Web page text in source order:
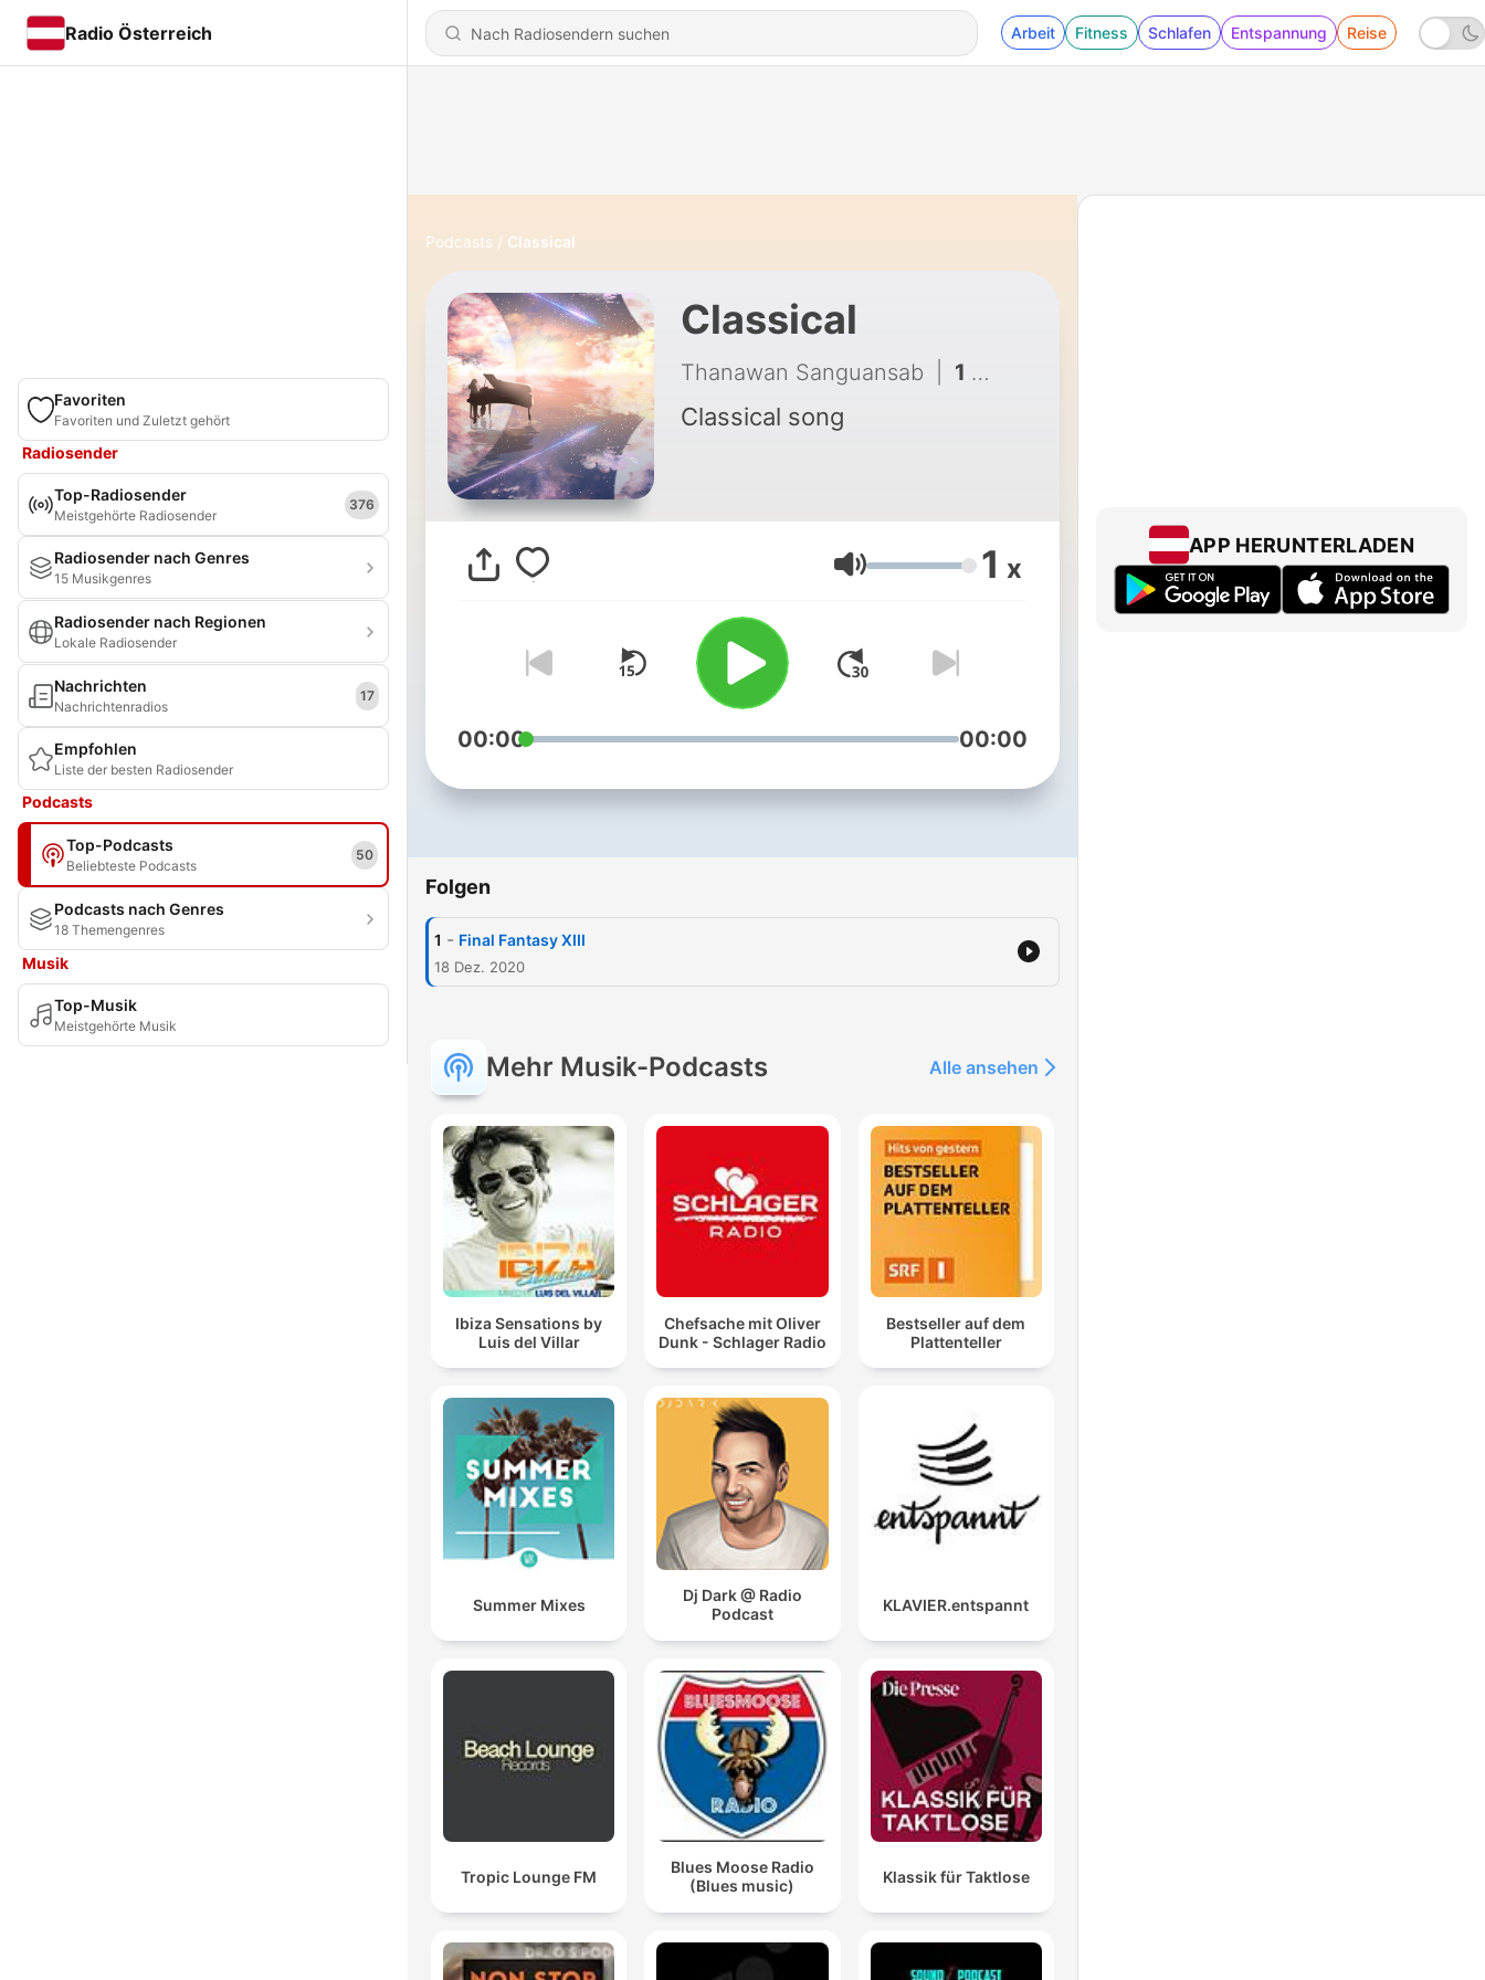
Radio Österreich Arbeit Fitness Schlafen Entspannung Reise
Favoriten
Favoriten und Zuletzt gehört
Radiosender
Top-Radiosender
Meistgehörte Radiosender
376
Radiosender nach Genres
15 Musikgenres
Radiosender nach Regionen
Lokale Radiosender
Nachrichten
Nachrichtenradios
17
Empfohlen
Liste der besten Radiosender
Podcasts
Top-Podcasts
Beliebteste Podcasts
50
Podcasts nach Genres
18 Themengenres
Musik
Top-Musik
Meistgehörte Musik
Podcasts Classical
Classical
Thanawan Sanguansab 1 - Final Fantasy XIII
Classical song
Lautstärke 1 x
00:00 00:00
Folgen
1 - Final Fantasy XIII
18 Dez. 2020
Mehr Musik-Podcasts Alle ansehen
Ibiza Sensations by
Luis del Villar
Chefsache mit Oliver
Dunk - Schlager Radio
Bestseller auf dem
Plattenteller
Summer Mixes
Dj Dark @ Radio
Podcast
KLAVIER.entspannt
Tropic Lounge FM
Blues Moose Radio
(Blues music)
Klassik für Taktlose
APP HERUNTERLADEN